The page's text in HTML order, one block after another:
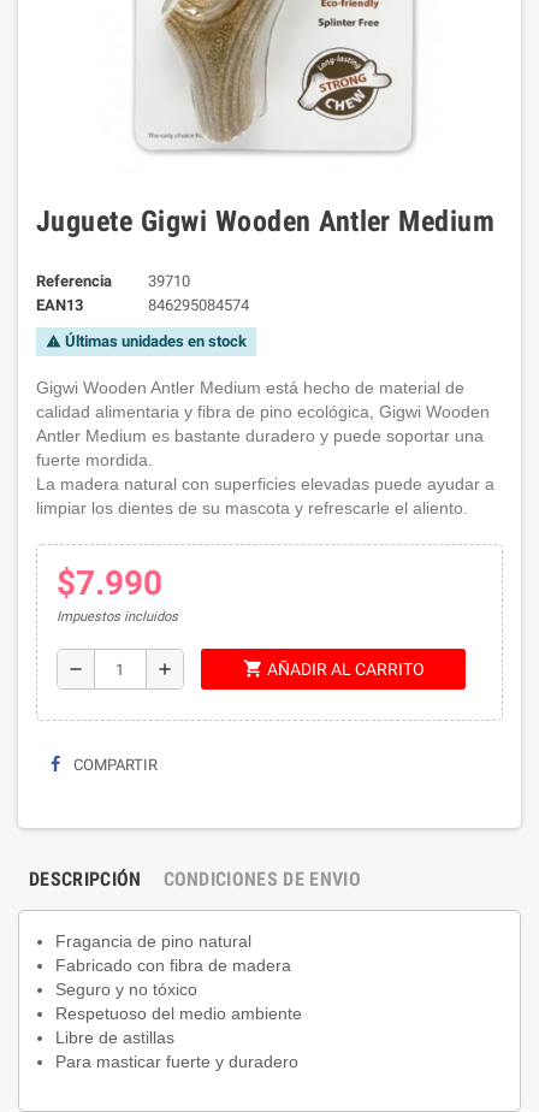
Juguete Gigwi Wooden Antler Medium
Referencia
39710
EAN13
846295084574
warning Últimas unidades en stock
Gigwi Wooden Antler Medium está hecho de material de
calidad alimentaria y fibra de pino ecológica, Gigwi Wooden
Antler Medium es bastante duradero y puede soportar una
fuerte mordida.
La madera natural con superficies elevadas puede ayudar a
limpiar los dientes de su mascota y refrescarle el aliento.
$7.990
Impuestos incluidos
remove add shopping_cart AÑADIR AL CARRITO
COMPARTIR
DESCRIPCIÓN CONDICIONES DE ENVIO
Fragancia de pino natural
Fabricado con fibra de madera
Seguro y no tóxico
Respetuoso del medio ambiente
Libre de astillas
Para masticar fuerte y duradero